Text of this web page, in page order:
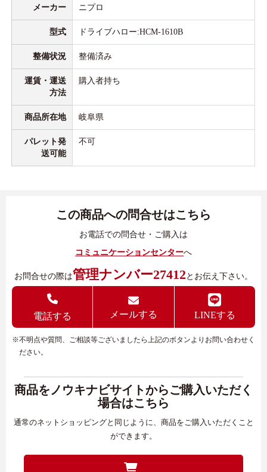
メーカー ニプロ
型式 ドライブハロー:HCM-1610B
整備状況 整備済み
運賃・運送
方法
購入者持ち
商品所在地 岐阜県
パレット発
送可能
不可
この商品への問合せはこちら
お電話での問合せ・ご購入は
コミュニケーションセンターへ
お問合せの際は管理ナンバー27412 とお伝え下さい。
電話する メールする LINEする
※不明点や質問、ご相談等ございましたら上記のボタンよりお問い合わせく
ださい。
商品をノウキナビサイトからご購入いただく
場合はこちら
通常のネットショッピングと同じように、商品をご購入いただくこと
ができます。